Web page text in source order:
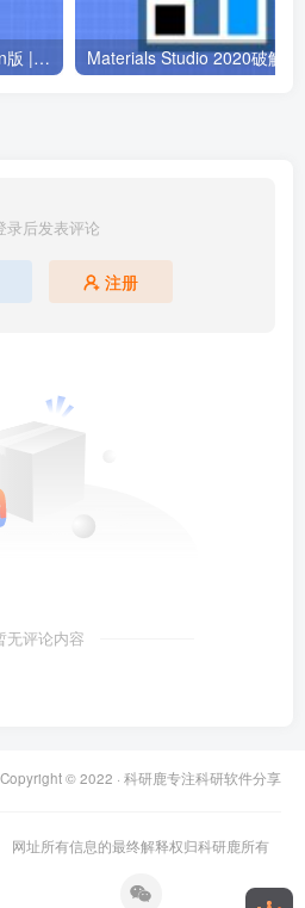
Flowjo 10.8.1破解版 | Win版 | 流式细胞分析软件 | 安装包+安装教程
录后发表评论
注册
无评论内容
Copyright © 2022 · 科研鹿专注科研软件分享
网址所有信息的最终解释权归科研鹿所有